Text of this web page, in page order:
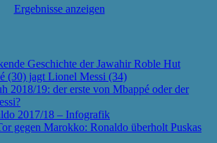
Ergebnisse anzeigen
Geschichte der Jawahir Roble Hut
(30) jagt Lionel Messi (34)
2018/19: der erste von Mbappé oder der
2017/18 – Infografik
gegen Marokko: Ronaldo überholt Puskas